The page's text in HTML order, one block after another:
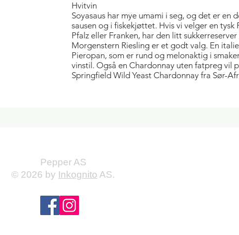
Hvitvin
Soyasaus har mye umami i seg, og det er en
sausen og i fiskekjøttet. Hvis vi velger en tysk
Pfalz eller Franken, har den litt
Morgenstern Riesling er et godt valg. En
Pieropan, som er rund og melonaktig i
vinstil. Også en Chardonnay uten fatpreg vil
Springfield Wild Yeast Chardonnay fra Sør-
Pepper AS
© 2026 by Inkognito AS.